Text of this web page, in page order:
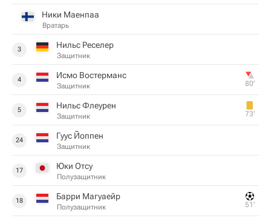
Ники Маенпаа
Вратарь
3 Нильс Реселер
Защитник
4 Исмо Востерманс
Защитник 80‎’‎
5 Нильс Флеурен
Защитник 73‎’‎
24 Гуус Йоппен
Защитник
17 Юки Отсу
Полузащитник
18 Барри Магуаейр
Полузащитник 51‎’‎